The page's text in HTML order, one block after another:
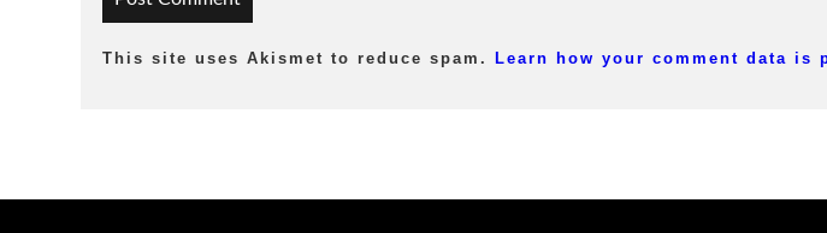
This site uses Akismet to reduce spam. Learn how your comment data is